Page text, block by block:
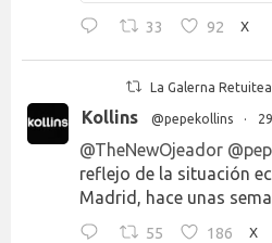
33 92 X
La Galerna
Kollins @pepekollins ·
@TheNewOjeador
reflejo de la situación
Madrid, hace unas
55 186 X